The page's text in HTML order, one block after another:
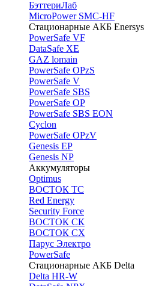
БэттериЛаб
MicroPower SMC-HF
Стационарные АКБ Enersys
PowerSafe VF
DataSafe XE
GAZ lomain
PowerSafe OPzS
PowerSafe V
PоwerSafe SBS
PowerSafe OP
PоwerSafe SBS EON
Cyclon
PowerSafe OPzV
Genesis EP
Genesis NP
Аккумуляторы
Optimus
ВОСТОК ТС
Red Energy
Security Force
ВОСТОК СК
ВОСТОК СХ
Парус Электро
PowerSafe
Стационарные АКБ Delta
Delta HR-W